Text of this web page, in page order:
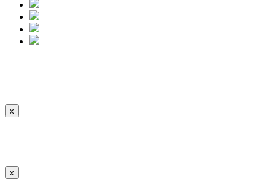
x
x